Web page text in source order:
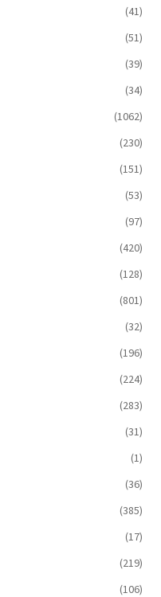
(41)
(51)
(39)
(34)
(1062)
(230)
(151)
(53)
(97)
(420)
(128)
(801)
(32)
(196)
(224)
(283)
(31)
(1)
(36)
(385)
(17)
(219)
(106)